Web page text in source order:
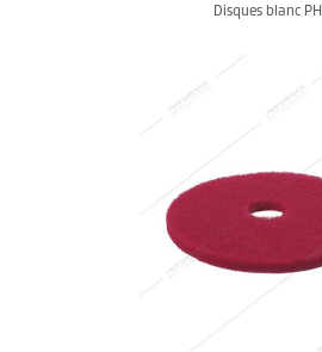
Disques blanc PH